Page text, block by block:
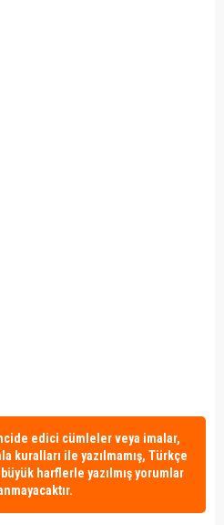
edici cümleler veya imalar,
kuralları ile yazılmamış, Türkçe
harflerle yazılmış yorumlar